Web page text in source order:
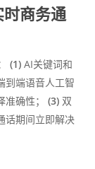
商务通
(1)AI关键词和
到端语音人工智
确性； (3)双
话期间立即解决